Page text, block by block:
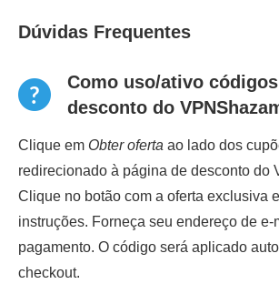
Dúvidas Frequentes
Como uso/ativo
desconto do
Clique em Obter oferta ao lado dos
redirecionado à página de desconto do
Clique no botão com a oferta exclusiva
instruções. Forneça seu endereço de
pagamento. O código será aplicado
checkout.